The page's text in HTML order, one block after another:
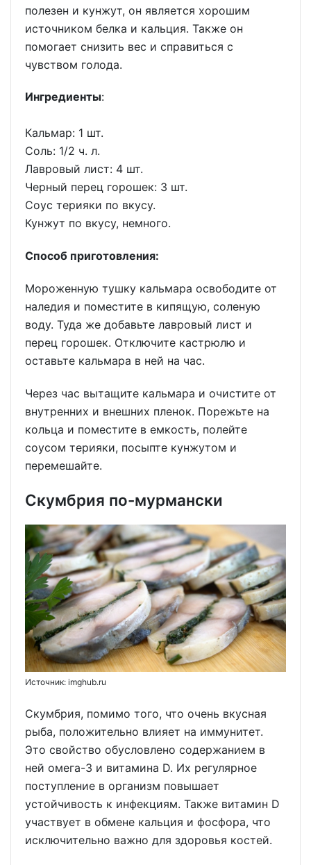
полезен и кунжут, он является хорошим
источником белка и кальция. Также он
помогает снизить вес и справиться с
чувством голода.
Ингредиенты:
Кальмар: 1 шт.
Соль: 1/2 ч. л.
Лавровый лист: 4 шт.
Черный перец горошек: 3 шт.
Соус терияки по вкусу.
Кунжут по вкусу, немного.
Способ приготовления:
Мороженную тушку кальмара освободите от
наледия и поместите в кипящую, соленую
воду. Туда же добавьте лавровый лист и
перец горошек. Отключите кастрюлю и
оставьте кальмара в ней на час.
Через час вытащите кальмара и очистите от
внутренних и внешних пленок. Порежьте на
кольца и поместите в емкость, полейте
соусом терияки, посыпте кунжутом и
перемешайте.
Скумбрия по-мурмански
Источник: imghub.ru
Скумбрия, помимо того, что очень вкусная
рыба, положительно влияет на иммунитет.
Это свойство обусловлено содержанием в
ней омега-3 и витамина D. Их регулярное
поступление в организм повышает
устойчивость к инфекциям. Также витамин D
участвует в обмене кальция и фосфора, что
исключительно важно для здоровья костей.